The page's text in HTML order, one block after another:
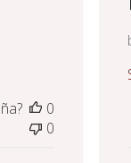
0
0